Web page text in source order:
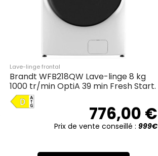
Lave-linge frontal
Brandt WFB218QW Lave-linge 8 kg
1000 tr/min OptiA 39 min Fresh Start.
D
776,00 €
Prix de vente conseillé : 999€